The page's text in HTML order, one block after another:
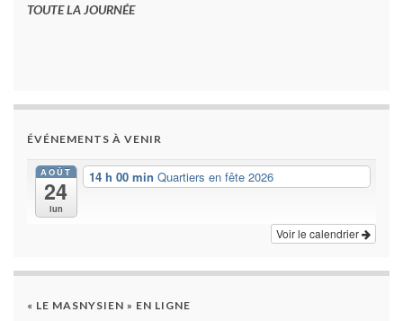
TOUTE LA JOURNÉE
ÉVÉNEMENTS À VENIR
AOÛT
24
lun
14 h 00 min Quartiers en fête 2026
Voir le calendrier
« LE MASNYSIEN » EN LIGNE